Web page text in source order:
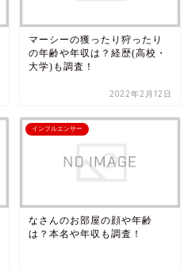
マーシーの獲ったり狩ったり
の年齢や年収は？経歴(高校・
大学)も調査！
2022年2月12日
インフルエンサー
なさんのお部屋の顔や年齢
は？本名や年収も調査！